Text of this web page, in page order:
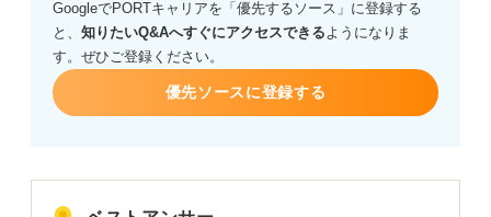
GoogleでPORTキャリアを「優先するソース」に登録する
と、 知りたいQ&Aへすぐにアクセスできるようになりま
す。ぜひご登録ください。
優先ソースに登録する